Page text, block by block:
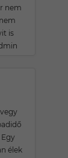
nem
is
élek